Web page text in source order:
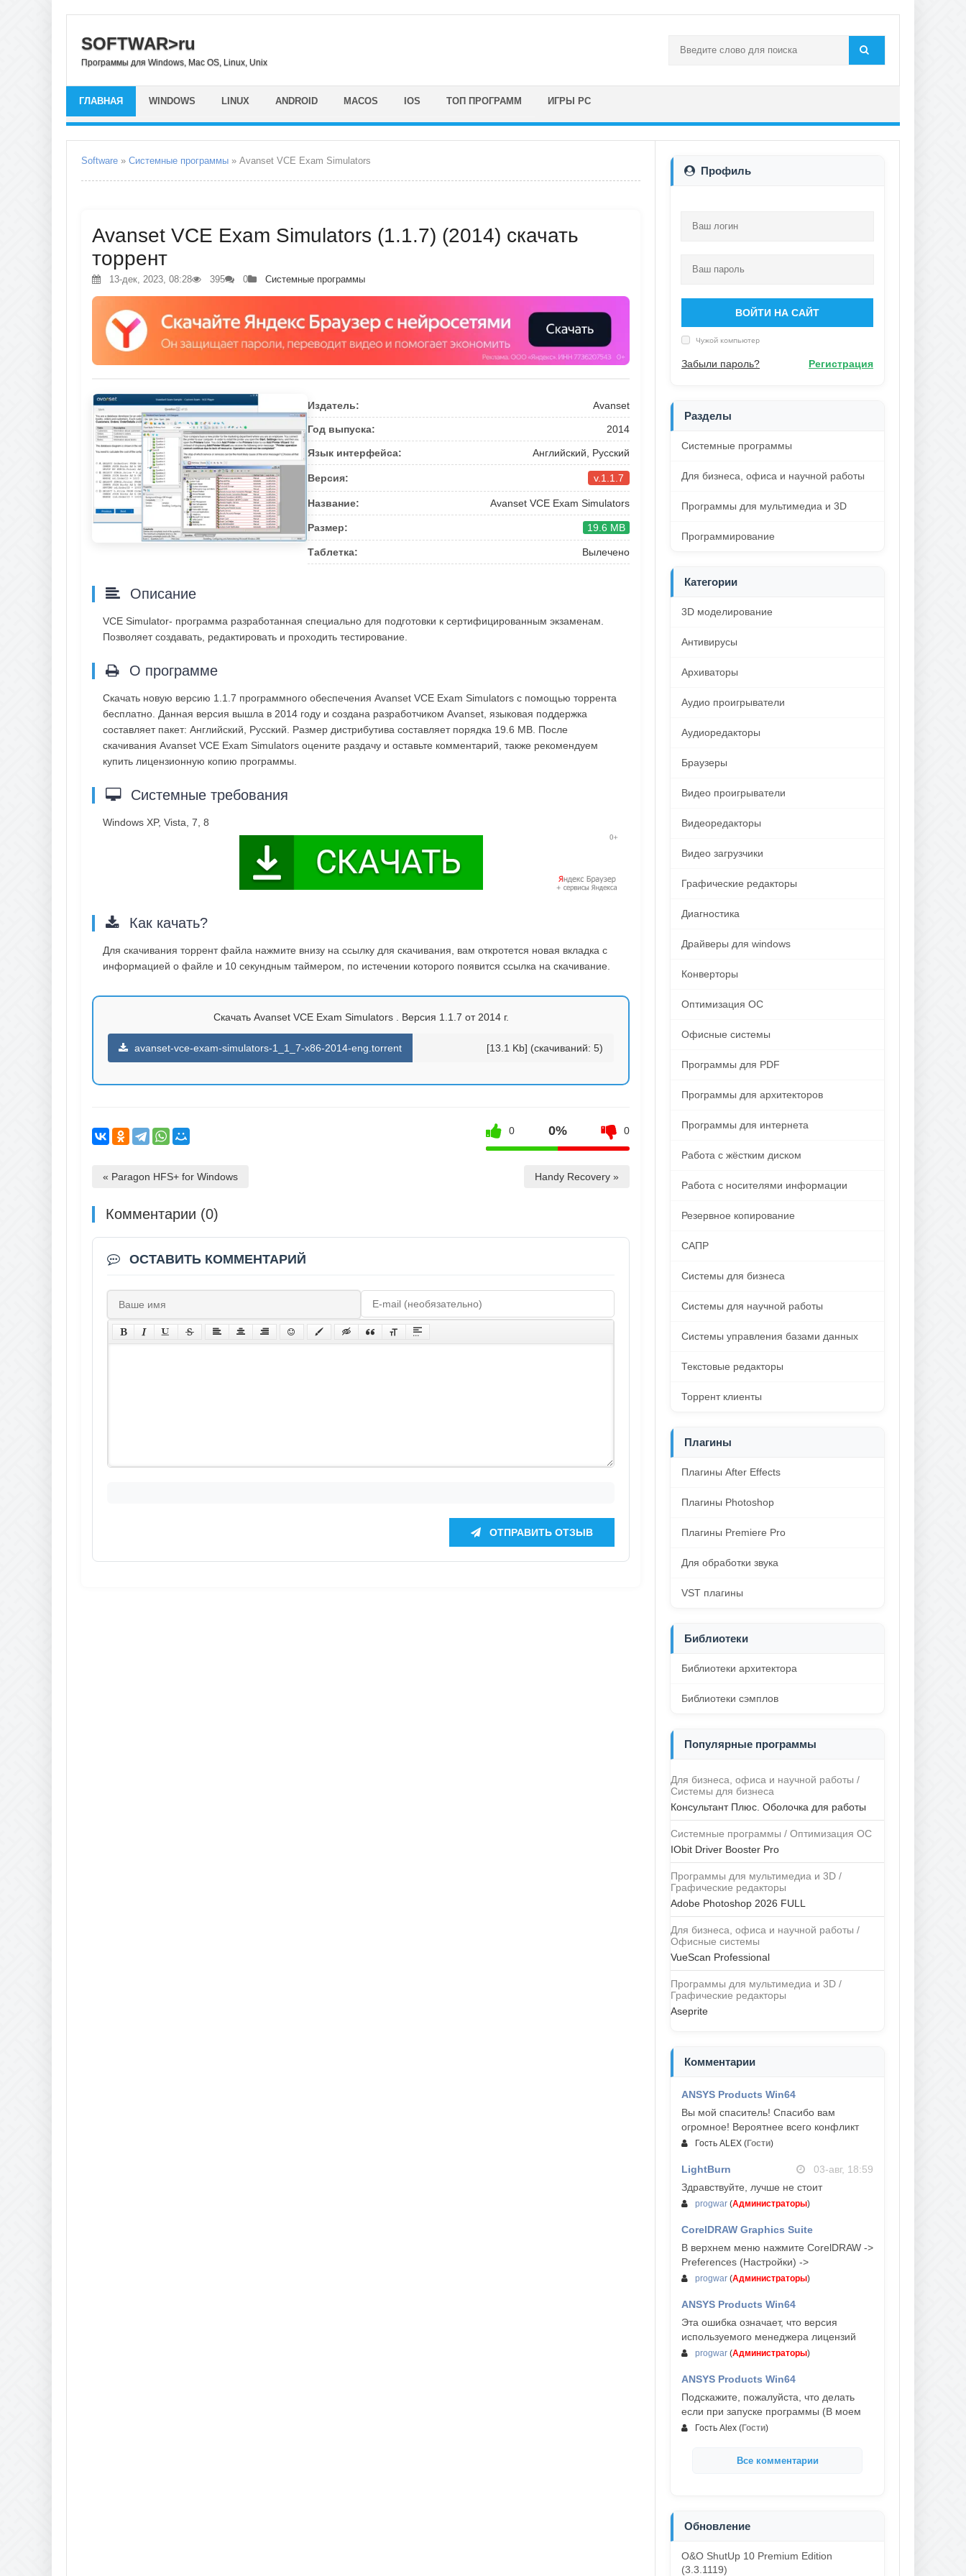
SOFTWAR>ru
Программы для Windows, Mac OS, Linux, Unix
ГЛАВНАЯ WINDOWS LINUX ANDROID MACOS IOS ТОП ПРОГРАММ ИГРЫ PC
Software » Системные программы » Avanset VCE Exam Simulators
Avanset VCE Exam Simulators (1.1.7) (2014) скачать
торрент
13-дек, 2023, 08:28 395 0 Системные программы
Издатель: Avanset
Год выпуска: 2014
Язык интерфейса: Английский, Русский
Версия: v.1.1.7
Название: Avanset VCE Exam Simulators
Размер: 19.6 MB
Таблетка: Вылечено
Описание
VCE Simulator- программа разработанная специально для подготовки к сертифицированным экзаменам.
Позволяет создавать, редактировать и проходить тестирование.
О программе
Скачать новую версию 1.1.7 программного обеспечения Avanset VCE Exam Simulators с помощью торрента
бесплатно. Данная версия вышла в 2014 году и создана разработчиком Avanset, языковая поддержка
составляет пакет: Английский, Русский. Размер дистрибутива составляет порядка 19.6 MB. После
скачивания Avanset VCE Exam Simulators оцените раздачу и оставьте комментарий, также рекомендуем
купить лицензионную копию программы.
Системные требования
Windows XP, Vista, 7, 8
Как качать?
Для скачивания торрент файла нажмите внизу на ссылку для скачивания, вам откротется новая вкладка с
информацией о файле и 10 секундным таймером, по истечении которого появится ссылка на скачивание.
Скачать Avanset VCE Exam Simulators . Версия 1.1.7 от 2014 г.
avanset-vce-exam-simulators-1_1_7-x86-2014-eng.torrent [13.1 Kb] (cкачиваний: 5)
0 0% 0
« Paragon HFS+ for Windows Handy Recovery »
Комментарии (0)
ОСТАВИТЬ КОММЕНТАРИЙ
ОТПРАВИТЬ ОТЗЫВ
Профиль
ВОЙТИ НА САЙТ
Чужой компьютер
Забыли пароль? Регистрация
Разделы
Системные программы
Для бизнеса, офиса и научной работы
Программы для мультимедиа и 3D
Программирование
Категории
3D моделирование
Антивирусы
Архиваторы
Аудио проигрыватели
Аудиоредакторы
Браузеры
Видео проигрыватели
Видеоредакторы
Видео загрузчики
Графические редакторы
Диагностика
Драйверы для windows
Конверторы
Оптимизация ОС
Офисные системы
Программы для PDF
Программы для архитекторов
Программы для интернета
Работа с жёстким диском
Работа с носителями информации
Резервное копирование
САПР
Системы для бизнеса
Системы для научной работы
Системы управления базами данных
Текстовые редакторы
Торрент клиенты
Плагины
Плагины After Effects
Плагины Photoshop
Плагины Premiere Pro
Для обработки звука
VST плагины
Библиотеки
Библиотеки архитектора
Библиотеки сэмплов
Популярные программы
Для бизнеса, офиса и научной работы /
Системы для бизнеса
Консультант Плюс. Оболочка для работы
Системные программы / Оптимизация ОС
IObit Driver Booster Pro
Программы для мультимедиа и 3D /
Графические редакторы
Adobe Photoshop 2026 FULL
Для бизнеса, офиса и научной работы /
Офисные системы
VueScan Professional
Программы для мультимедиа и 3D /
Графические редакторы
Aseprite
Комментарии
ANSYS Products Win64
Вы мой спаситель! Спасибо вам
огромное! Вероятнее всего конфликт
Гость ALEX (Гости)
LightBurn
03-авг, 18:59
Здравствуйте, лучше не стоит
progwar (Администраторы)
CorelDRAW Graphics Suite
03-авг, 18:58
В верхнем меню нажмите CorelDRAW ->
Preferences (Настройки) ->
progwar (Администраторы)
ANSYS Products Win64
Эта ошибка означает, что версия
используемого менеджера лицензий
progwar (Администраторы)
ANSYS Products Win64
Подскажите, пожалуйста, что делать
если при запуске программы (В моем
Гость Alex (Гости)
Все комментарии
Обновление
O&O ShutUp 10 Premium Edition
(3.3.1119)